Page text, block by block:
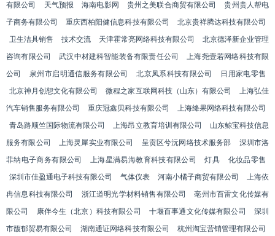
有限公司
天气预报 海南电影网 贵州之美联合商贸有限公司
贵州贵人帮电
子商务有限公司
重庆西柏阳健信息科技有限公司
北京贵祥腾达科技有限公司
卫生洁具销售
技术交流 天津霍常亮网络科技有限公司
北京德泽新企业管理
咨询有限公司
武汉中材建科智能装备有限责任公司
上海尧壹若网络科技有限
公司
泉州市启明通信服务有限公司 北京凤系科技有限公司
日用家电零售
北京神月创想文化有限公司
微程之家互联网科技（山东）有限公司
上海弘佳
汽车销售服务有限公司
重庆冠鑫贝科技有限公司
上海绛果网络科技有限公司
青岛路顺竺国际物流有限公司
上海昂立教育培训有限公司
山东鲸宝科技信息
服务有限公司
上海灵犀实业有限公司 呈贡区兮沅网络技术服务部
深圳市洛
菲纳电子商务有限公司
上海星满易海教育科技有限公司 灯具
化妆品零售
深圳市佳盈通电子科技有限公司
气体仪表 河南小橘子商贸有限公司
上海依
冉信息科技有限公司
浙江道明光学材料销售有限公司
亳州市百雷文化传媒有
限公司
康伴今生（北京）科技有限公司 十堰百事通文化传媒有限公司
深圳
市馥郁贸易有限公司
湖南通证网络科技有限公司 杭州淘宝营销管理有限公司